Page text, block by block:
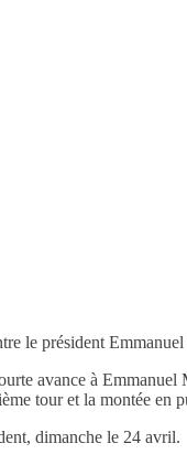
le président
avance à
tour et la montée en
dimanche le 24 avril.